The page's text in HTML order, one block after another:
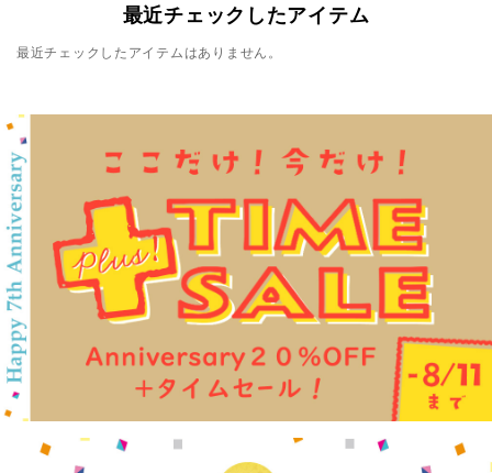
最近チェックしたアイテム
最近チェックしたアイテムはありません。